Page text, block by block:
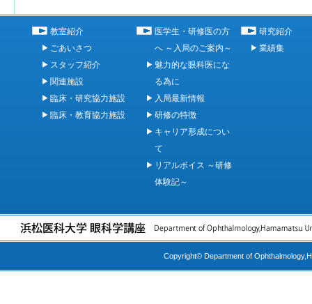
教室紹介
ごあいさつ
スタッフ紹介
関連施設
臨床・研究協力施設
臨床・教育協力施設
医学生・研修医の方
へ ～入局のご案内～
魅力的な眼科医にな
る為に
入局最新情報
研修の特徴
キャリア形成につい
て
リアルボイス ～研修
体験記～
研究紹介
業績集
Copyright© Department of